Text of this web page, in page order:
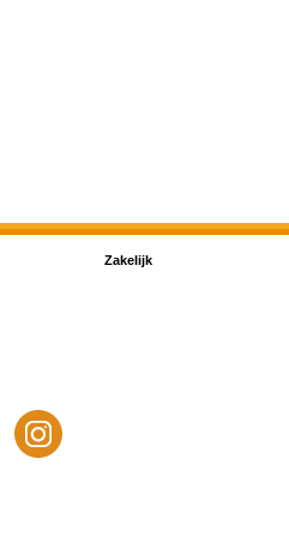
Zakelijk